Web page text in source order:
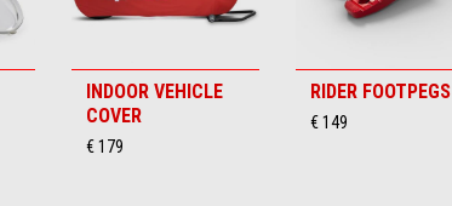
INDOOR VEHICLE
COVER
€ 179
RIDER FOOTPEGS
€ 149